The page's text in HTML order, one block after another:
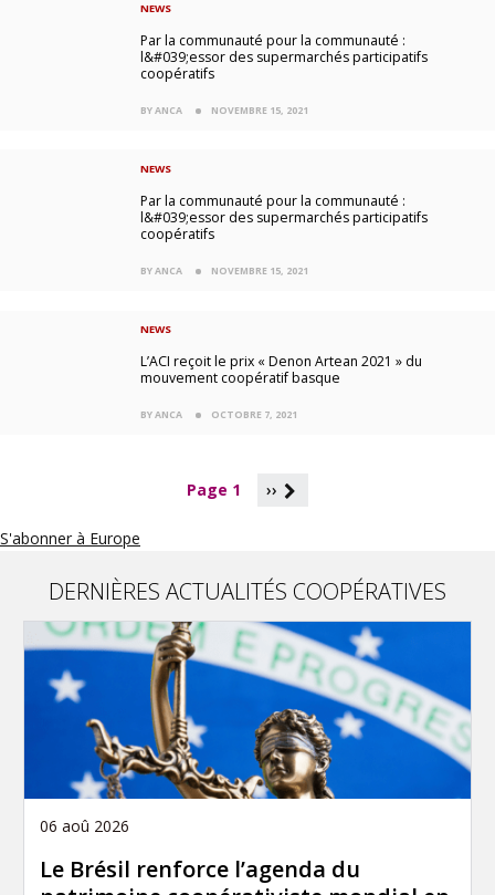
NEWS
Par la communauté pour la communauté :
l&#039;essor des supermarchés participatifs
coopératifs
BY ANCA NOVEMBRE 15, 2021
NEWS
Par la communauté pour la communauté :
l&#039;essor des supermarchés participatifs
coopératifs
BY ANCA NOVEMBRE 15, 2021
NEWS
L’ACI reçoit le prix « Denon Artean 2021 » du
mouvement coopératif basque
BY ANCA OCTOBRE 7, 2021
i
Page 1 ››
S'abonner à Europe
DERNIÈRES ACTUALITÉS COOPÉRATIVES
06 aoû 2026
Le Brésil renforce l’agenda du